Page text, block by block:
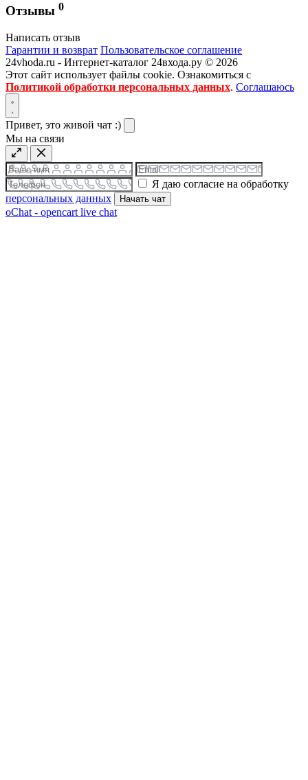
Отзывы 0
Написать отзыв
Гарантии и возврат Пользовательское соглашение
24vhoda.ru - Интернет-каталог 24входа.ру © 2026
Этот сайт использует файлы cookie. Ознакомиться с
Политикой обработки персональных данных. Соглашаюсь
Привет, это живой чат :)
Мы на связи
Я даю согласие на обработку
персональных данных
Начать чат
oChat - opencart live chat